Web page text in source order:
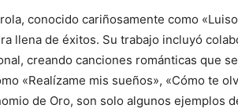
conocido cariñosamente como
llena de éxitos. Su trabajo incluyó
creando canciones románticas que
«Realízame mis sueños», «Cómo te
de Oro, son solo algunos ejemplos